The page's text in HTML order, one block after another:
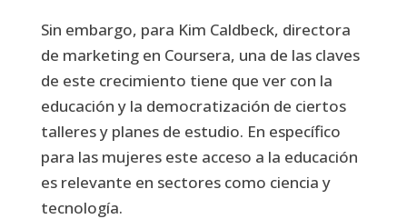
Sin embargo, para Kim Caldbeck, directora
de marketing en Coursera, una de las claves
de este crecimiento tiene que ver con la
educación y la democratización de ciertos
talleres y planes de estudio. En específico
para las mujeres este acceso a la educación
es relevante en sectores como ciencia y
tecnología.